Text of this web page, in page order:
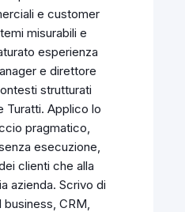
e customer
misurabili e
esperienza
e direttore
strutturati
Turatti. Applico lo
pragmatico,
esecuzione,
clienti che alla
azienda. Scrivo di
business, CRM,